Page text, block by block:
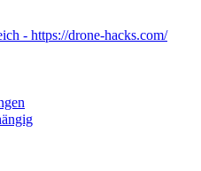
- https://drone-hacks.com/